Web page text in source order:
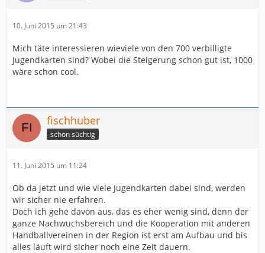
10. Juni 2015 um 21:43
Mich täte interessieren wieviele von den 700 verbilligte
Jugendkarten sind? Wobei die Steigerung schon gut ist, 1000
wäre schon cool.
fischhuber
schon süchtig
11. Juni 2015 um 11:24
Ob da jetzt und wie viele Jugendkarten dabei sind, werden
wir sicher nie erfahren.
Doch ich gehe davon aus, das es eher wenig sind, denn der
ganze Nachwuchsbereich und die Kooperation mit anderen
Handballvereinen in der Region ist erst am Aufbau und bis
alles läuft wird sicher noch eine Zeit dauern.